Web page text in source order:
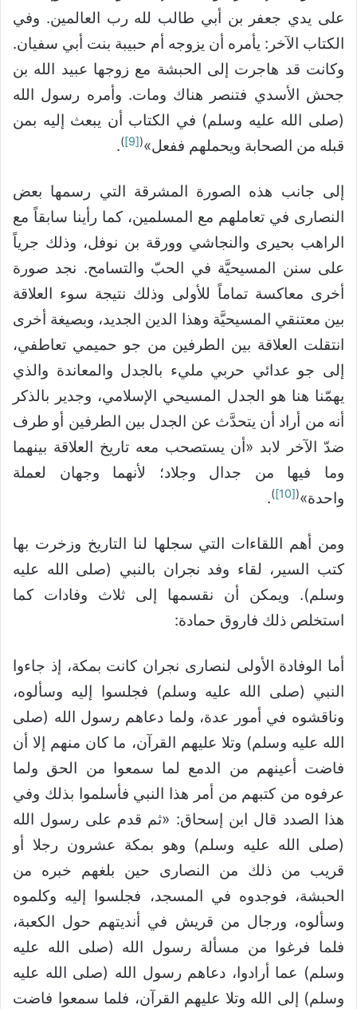
على يدي جعفر بن أبي طالب لله رب العالمين. وفي
الكتاب الآخر: يأمره أن يزوجه أم حبيبة بنت أبي سفيان.
وكانت قد هاجرت إلى الحبشة مع زوجها عبيد الله بن
جحش الأسدي فتنصر هناك ومات. وأمره رسول الله
(صلى الله عليه وسلم) في الكتاب أن يبعث إليه بمن
قبله من الصحابة ويحملهم ففعل»(
[9]
)
.
إلى جانب هذه الصورة المشرقة التي رسمها بعض
النصارى في تعاملهم مع المسلمين، كما رأينا سابقاً مع
الراهب بحيرى والنجاشي وورقة بن نوفل، وذلك جرياً
على سنن المسيحيَّة في الحبّ والتسامح. نجد صورة
أخرى معاكسة تماماً للأولى وذلك نتيجة سوء العلاقة
بين معتنقي المسيحيَّة وهذا الدين الجديد، وبصيغة أخرى
انتقلت العلاقة بين الطرفين من جو حميمي تعاطفي،
إلى جو عدائي حربي مليء بالجدل والمعاندة والذي
يهمّنا هنا هو الجدل المسيحي الإسلامي، وجدير بالذكر
أنه من أراد أن يتحدَّث عن الجدل بين الطرفين أو طرف
ضدّ الآخر لابد «أن يستصحب معه تاريخ العلاقة بينهما
وما فيها من جدال وجلاد؛ لأنهما وجهان لعملة
واحدة»(
[10]
)
.
ومن أهم اللقاءات التي سجلها لنا التاريخ وزخرت بها
كتب السير، لقاء وفد نجران بالنبي (صلى الله عليه
وسلم). ويمكن أن نقسمها إلى ثلاث وفادات كما
استخلص ذلك فاروق حمادة:
أما الوفادة الأولى لنصارى نجران كانت بمكة، إذ جاءوا
النبي (صلى الله عليه وسلم) فجلسوا إليه وسألوه،
وناقشوه في أمور عدة، ولما دعاهم رسول الله (صلى
الله عليه وسلم) وتلا عليهم القرآن، ما كان منهم إلا أن
فاضت أعينهم من الدمع لما سمعوا من الحق ولما
عرفوه من كتبهم من أمر هذا النبي فأسلموا بذلك وفي
هذا الصدد قال ابن إسحاق: «ثم قدم على رسول الله
(صلى الله عليه وسلم) وهو بمكة عشرون رجلا أو
قريب من ذلك من النصارى حين بلغهم خبره من
الحبشة، فوجدوه في المسجد، فجلسوا إليه وكلموه
وسألوه، ورجال من قريش في أنديتهم حول الكعبة،
فلما فرغوا من مسألة رسول الله (صلى الله عليه
وسلم) عما أرادوا، دعاهم رسول الله (صلى الله عليه
وسلم) إلى الله وتلا عليهم القرآن، فلما سمعوا فاضت